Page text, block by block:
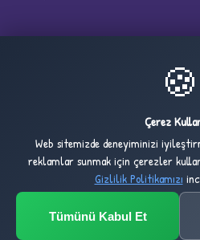
✧
3,128
DÜN
© 2032
Design & Development by
🍪
Çerez
Web sitemizde deneyiminizi
reklamlar sunmak için çerezler
Gizlilik Politikamızı
Tümünü Kabul Et